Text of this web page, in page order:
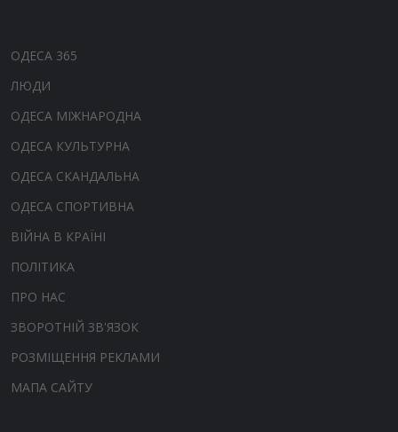
ОДЕСА 365
ЛЮДИ
ОДЕСА МІЖНАРОДНА
ОДЕСА КУЛЬТУРНА
ОДЕСА СКАНДАЛЬНА
ОДЕСА СПОРТИВНА
ВІЙНА В КРАЇНІ
ПОЛІТИКА
ПРО НАС
ЗВОРОТНІЙ ЗВ'ЯЗОК
РОЗМІЩЕННЯ РЕКЛАМИ
МАПА САЙТУ